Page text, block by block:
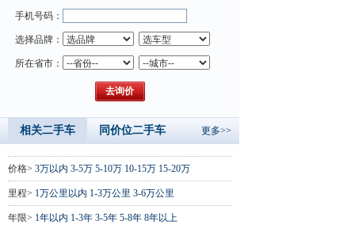
手机号码：
选择品牌：
所在省市：
相关二手车 同价位二手车 更多>>
价格> 3万以内 3-5万 5-10万 10-15万 15-20万
里程> 1万公里以内 1-3万公里 3-6万公里
年限> 1年以内 1-3年 3-5年 5-8年 8年以上